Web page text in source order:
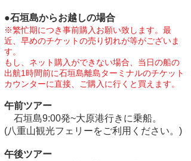
●石垣島からお越しの場合
※繁忙期につき事前購入お願い致します。最
近、早めのチケットの売り切れが等がございま
す。
もし、ネット購入ができない場合、当日の船の
出航1時間前に石垣島離島ターミナルのチケット
カウンターに直接、ご購入に行くと買えます。
午前ツアー
石垣島9:00発~大原港行きに乗船。
(八重山観光フェリーをご利用ください。)
午後ツアー